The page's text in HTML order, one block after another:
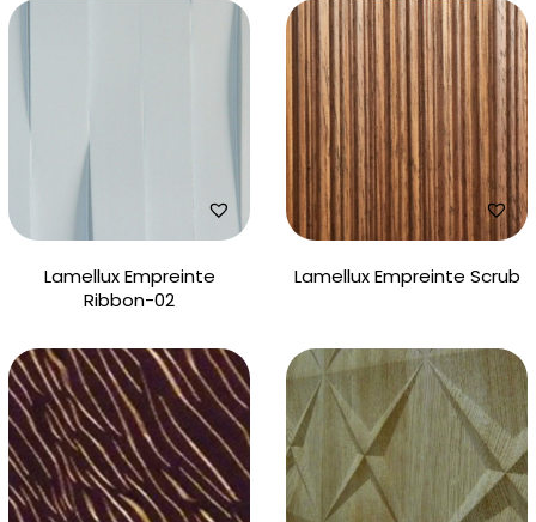
Lamellux Empreinte
Ribbon-02
Lamellux Empreinte Scrub